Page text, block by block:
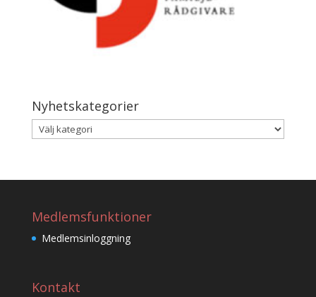
Nyhetskategorier
Nyhetskategorier
Medlemsfunktioner
Medlemsinloggning
Kontakt